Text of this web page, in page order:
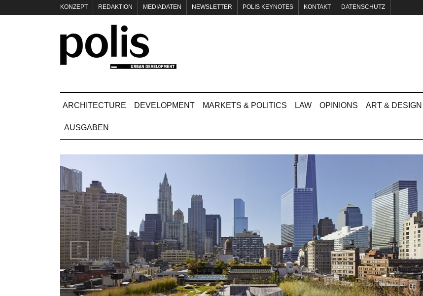
KONZEPT REDAKTION MEDIADATEN NEWSLETTER POLIS KEYNOTES KONTAKT DATENSCHUTZ
ARCHITECTURE DEVELOPMENT MARKETS & POLITICS LAW OPINIONS ART & DESIGN
AUSGABEN